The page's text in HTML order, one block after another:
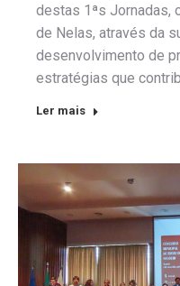
destas 1ªs Jornadas,
de Nelas, através da
desenvolvimento de
estratégias que
Ler mais